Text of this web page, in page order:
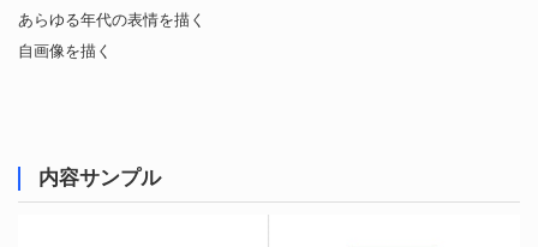
あらゆる年代の表情を描く
自画像を描く
内容サンプル